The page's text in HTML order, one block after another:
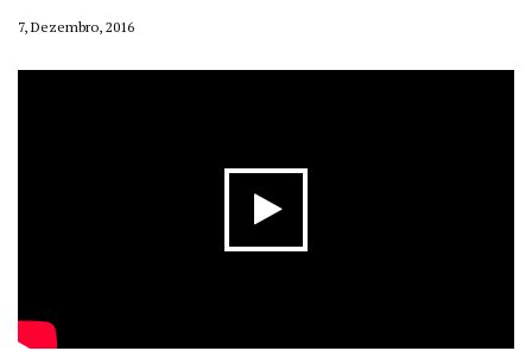
7, Dezembro, 2016
Play